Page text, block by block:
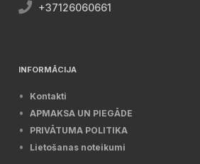
+37126060661
INFORMĀCIJA
Kontakti
APMAKSA UN PIEGĀDE
PRIVĀTUMA POLITIKA
Lietošanas noteikumi